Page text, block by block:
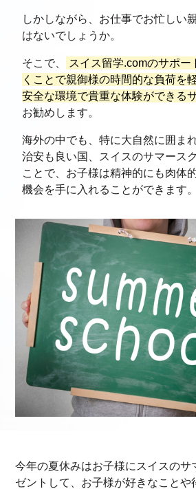
しかしながら、お仕事でお忙しい
はないでしょうか。
そこで、
スイス留学.comのサポー
くことで親御様の時間的な負荷を
安全な環境で貴重な体験ができる
お勧めします。
海外の中でも、特に大自然に囲ま
治安も良い国、スイスのサマース
ことで、お子様は精神的にも肉体
機会を手に入れることができます。
今年の夏休みはお子様にスイスのサ
ゼントして、お子様が好きなことや